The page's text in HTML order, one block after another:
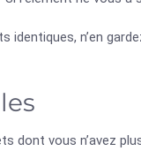
n’en
dont vous n’avez